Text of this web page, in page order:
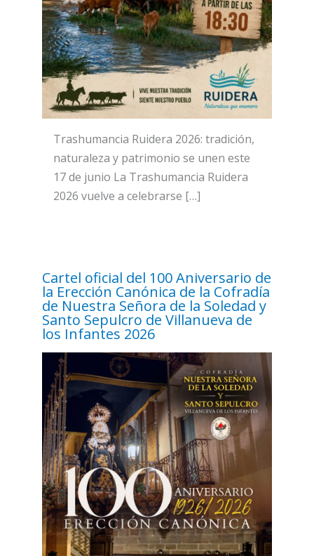
Trashumancia Ruidera 2026: tradición,
naturaleza y patrimonio se unen este
17 de junio La Trashumancia Ruidera
2026 vuelve a celebrarse […]
Cartel oficial del 100 Aniversario de
la Erección Canónica de la Cofradía
de Nuestra Señora de la Soledad y
Santo Sepulcro de Villanueva de
los Infantes 2026